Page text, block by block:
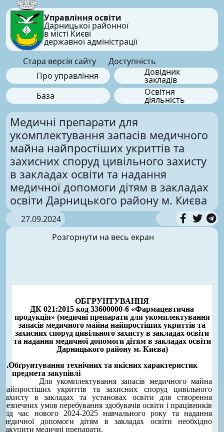
Управління освіти
Дарницької районної
в місті Києві
державної адміністрації
Стара версія сайту
Доступність
Про управління
Довідник
закладів
База
Освітня
діяльність
Медичні препарати для
укомплектування запасів медичного
майна найпростіших укриттів та
захисних споруд цивільного захисту
в закладах освіти та надання
медичної допомоги дітям в закладах
освіти Дарницького району м. Києва
27.09.2024
Розгорнути на весь екран